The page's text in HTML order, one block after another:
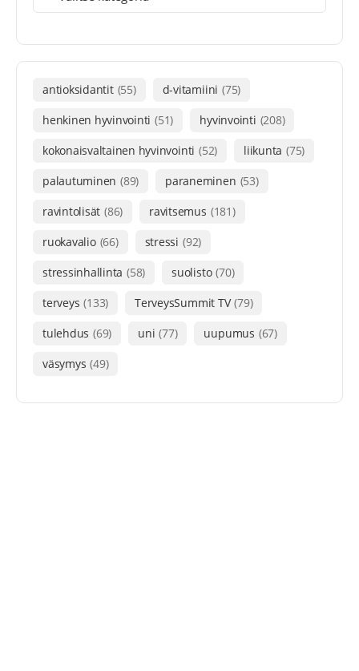
antioksidantit (55) d-vitamiini (75)
henkinen hyvinvointi (51) hyvinvointi (208)
kokonaisvaltainen hyvinvointi (52) liikunta (75)
palautuminen (89) paraneminen (53)
ravintolisät (86) ravitsemus (181)
ruokavalio (66) stressi (92)
stressinhallinta (58) suolisto (70)
terveys (133) TerveysSummit TV (79)
tulehdus (69) uni (77) uupumus (67)
väsymys (49)